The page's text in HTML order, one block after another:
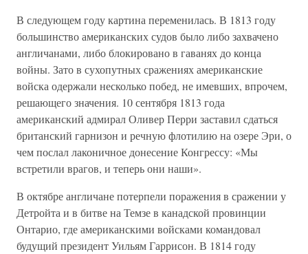
В следующем году картина переменилась. В 1813 году
большинство американских судов было либо захвачено
англичанами, либо блокировано в гаванях до конца
войны. Зато в сухопутных сражениях американские
войска одержали несколько побед, не имевших, впрочем,
решающего значения. 10 сентября 1813 года
американский адмирал Оливер Перри заставил сдаться
британский гарнизон и речную флотилию на озере Эри, о
чем послал лаконичное донесение Конгрессу: «Мы
встретили врагов, и теперь они наши».
В октябре англичане потерпели поражения в сражении у
Детройта и в битве на Темзе в канадской провинции
Онтарио, где американскими войсками командовал
будущий президент Уильям Гаррисон. В 1814 году